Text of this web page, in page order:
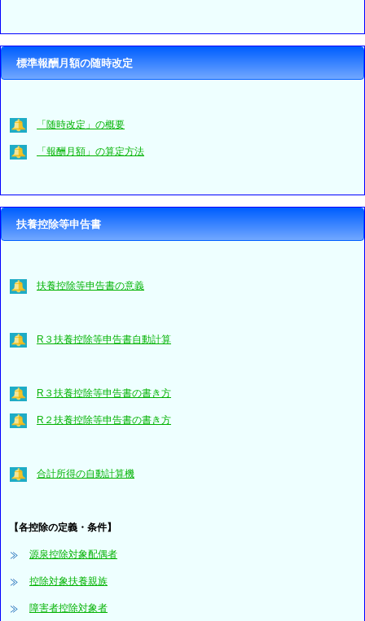
標準報酬月額の随時改定
「随時改定」の概要
「報酬月額」の算定方法
扶養控除等申告書
扶養控除等申告書の意義
R３扶養控除等申告書自動計算
R３扶養控除等申告書の書き方
R２扶養控除等申告書の書き方
合計所得の自動計算機
【各控除の定義・条件】
源泉控除対象配偶者
控除対象扶養親族
障害者控除対象者